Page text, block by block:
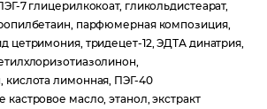
7 глицерилкокоат, гликольдистеарат,
парфюмерная композиция,
цетримония, тридецет-12, ЭДТА динатрия,
кислота лимонная, ПЭГ-40
кастровое масло, этанол, экстракт